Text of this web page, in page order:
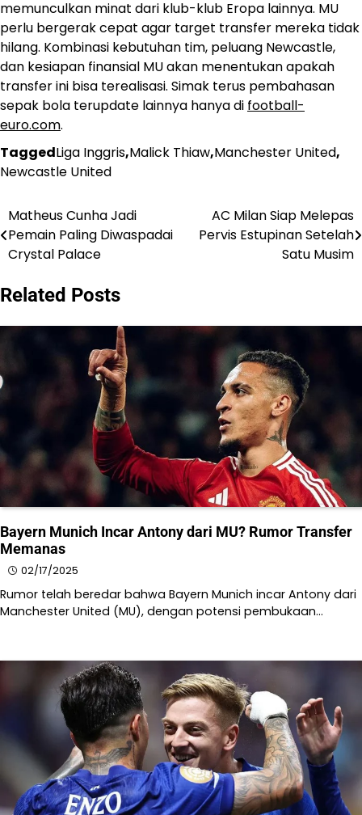
memunculkan minat dari klub-klub Eropa lainnya. MU
perlu bergerak cepat agar target transfer mereka tidak
hilang. Kombinasi kebutuhan tim, peluang Newcastle,
dan kesiapan finansial MU akan menentukan apakah
transfer ini bisa terealisasi. Simak terus pembahasan
sepak bola terupdate lainnya hanya di football-
euro.com.
TaggedLiga Inggris,Malick Thiaw,Manchester United,
Newcastle United
Post
navigation
Matheus Cunha Jadi
Pemain Paling Diwaspadai
Crystal Palace
AC Milan Siap Melepas
Pervis Estupinan Setelah
Satu Musim
Related Posts
Bayern Munich Incar Antony dari MU? Rumor Transfer
Memanas
02/17/2025
Rumor telah beredar bahwa Bayern Munich incar Antony dari
Manchester United (MU), dengan potensi pembukaan…